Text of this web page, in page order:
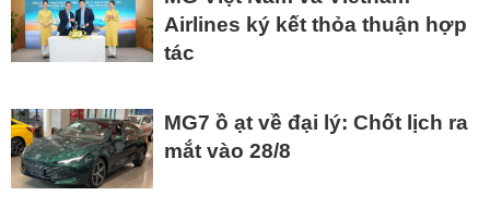
Airlines ký kết thỏa thuận hợp
tác
MG7 ồ ạt về đại lý: Chốt lịch ra
mắt vào 28/8